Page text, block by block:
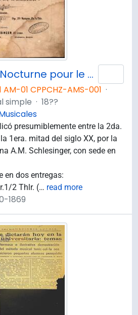
2 Romance et Nocturne pour le Piano composés par Jules Fontana.
AM-01 CPPCHZ-AMS-001 ·
simple · 18??
presumiblemente entre la 2da.
1era. mitad del siglo XX, por la
A.M. Schlesinger, con sede en
en dos entregas:
2 Thlr. (… read more
1869